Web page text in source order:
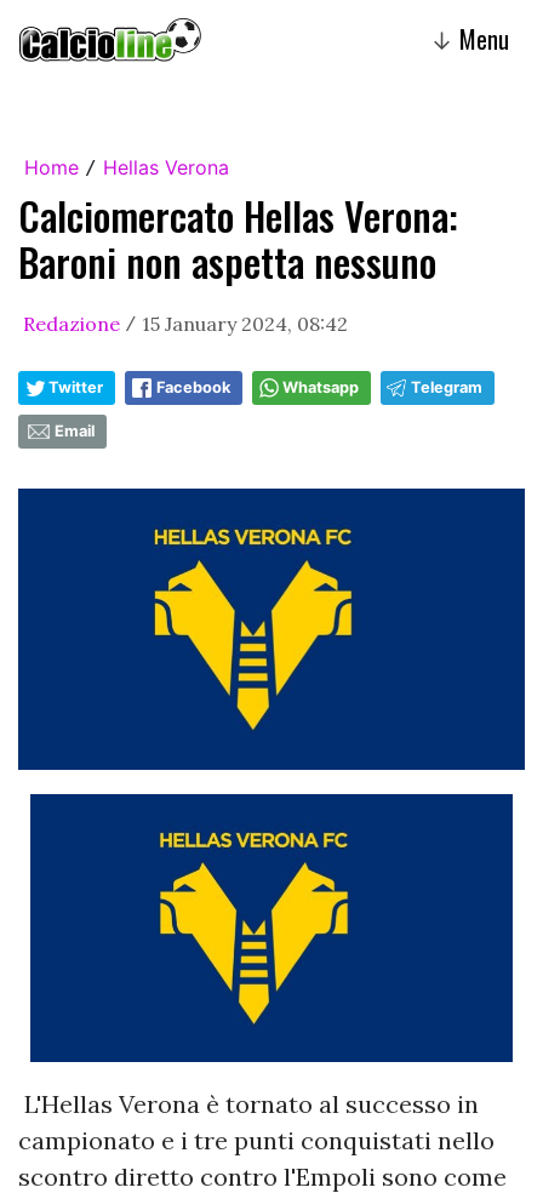
↓ Menu
Home / Hellas Verona
Calciomercato Hellas Verona:
Baroni non aspetta nessuno
Redazione / 15 January 2024, 08:42
Twitter Facebook Whatsapp Telegram
Email
L'Hellas Verona è tornato al successo in
campionato e i tre punti conquistati nello
scontro diretto contro l'Empoli sono come